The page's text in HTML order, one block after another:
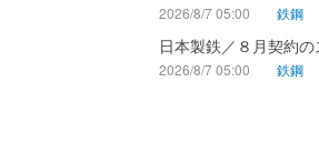
2026/8/7 05:00 鉄鋼
日本製鉄／８月契約
2026/8/7 05:00 鉄鋼